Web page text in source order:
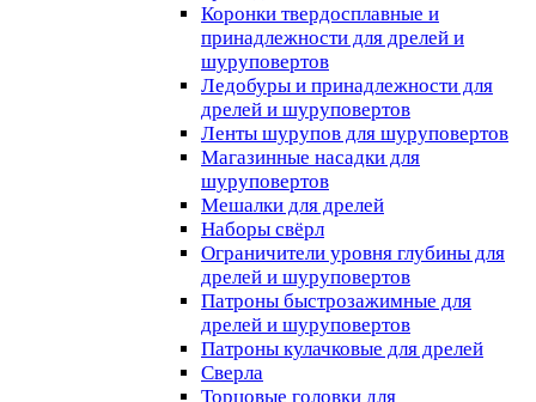
Коронки твердосплавные и
принадлежности для дрелей и
шуруповертов
Ледобуры и принадлежности для
дрелей и шуруповертов
Ленты шурупов для шуруповертов
Магазинные насадки для
шуруповертов
Мешалки для дрелей
Наборы свёрл
Ограничители уровня глубины для
дрелей и шуруповертов
Патроны быстрозажимные для
дрелей и шуруповертов
Патроны кулачковые для дрелей
Сверла
Торцовые головки для